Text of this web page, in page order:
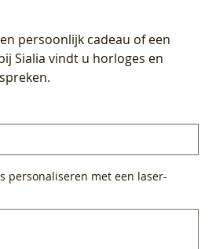
persoonlijk cadeau of een
Sialia vindt u horloges en
personaliseren met een laser-